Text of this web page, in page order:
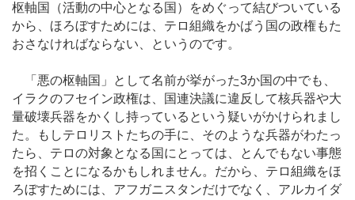
枢軸国（活動の中心となる国）をめぐって結びついている
から、ほろぼすためには、テロ組織をかばう国の政権もた
おさなければならない、というのです。
「悪の枢軸国」として名前が挙がった3か国の中でも、
イラクのフセイン政権は、国連決議に違反して核兵器や大
量破壊兵器をかくし持っているという疑いがかけられまし
た。もしテロリストたちの手に、そのような兵器がわたっ
たら、テロの対象となる国にとっては、とんでもない事態
を招くことになるかもしれません。だから、テロ組織をほ
ろぼすためには、アフガニスタンだけでなく、アルカイダ